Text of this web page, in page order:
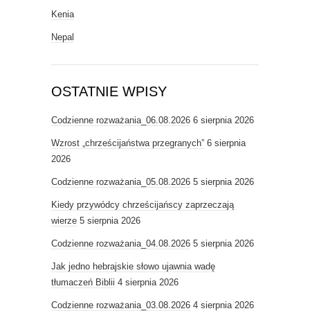
Kenia
Nepal
OSTATNIE WPISY
Codzienne rozważania_06.08.2026 6 sierpnia 2026
Wzrost „chrześcijaństwa przegranych” 6 sierpnia
2026
Codzienne rozważania_05.08.2026 5 sierpnia 2026
Kiedy przywódcy chrześcijańscy zaprzeczają
wierze 5 sierpnia 2026
Codzienne rozważania_04.08.2026 5 sierpnia 2026
Jak jedno hebrajskie słowo ujawnia wadę
tłumaczeń Biblii 4 sierpnia 2026
Codzienne rozważania_03.08.2026 4 sierpnia 2026